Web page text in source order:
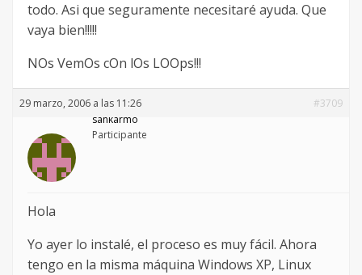
todo. Asi que seguramente necesitaré ayuda. Que
vaya bien!!!!!
NOs VemOs cOn lOs LOOps!!!
29 marzo, 2006 a las 11:26
#3709
sankarmo
Participante
Hola
Yo ayer lo instalé, el proceso es muy fácil. Ahora
tengo en la misma máquina Windows XP, Linux